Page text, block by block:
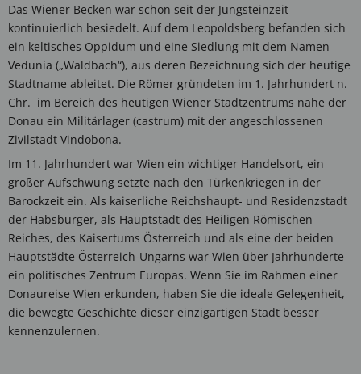
Das Wiener Becken war schon seit der Jungsteinzeit
kontinuierlich besiedelt. Auf dem Leopoldsberg befanden sich
ein keltisches Oppidum und eine Siedlung mit dem Namen
Vedunia („Waldbach“), aus deren Bezeichnung sich der heutige
Stadtname ableitet. Die Römer gründeten im 1. Jahrhundert n.
Chr. im Bereich des heutigen Wiener Stadtzentrums nahe der
Donau ein Militärlager (castrum) mit der angeschlossenen
Zivilstadt Vindobona.
Im 11. Jahrhundert war Wien ein wichtiger Handelsort, ein
großer Aufschwung setzte nach den Türkenkriegen in der
Barockzeit ein. Als kaiserliche Reichshaupt- und Residenzstadt
der Habsburger, als Hauptstadt des Heiligen Römischen
Reiches, des Kaisertums Österreich und als eine der beiden
Hauptstädte Österreich-Ungarns war Wien über Jahrhunderte
ein politisches Zentrum Europas. Wenn Sie im Rahmen einer
Donaureise Wien erkunden, haben Sie die ideale Gelegenheit,
die bewegte Geschichte dieser einzigartigen Stadt besser
kennenzulernen.